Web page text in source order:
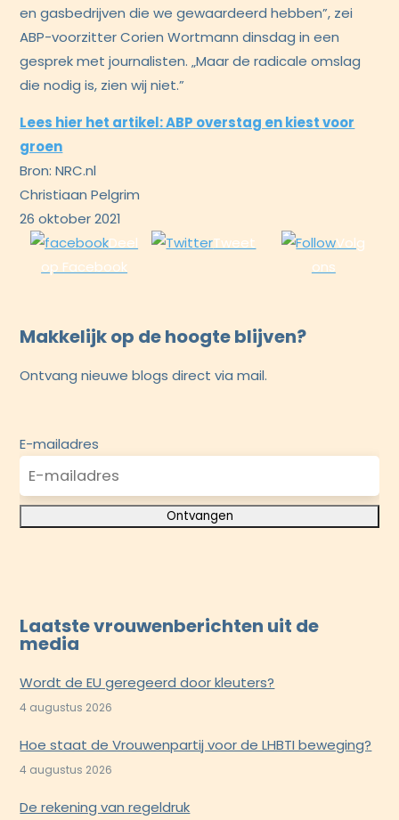
en gasbedrijven die we gewaardeerd hebben”, zei
ABP-voorzitter Corien Wortmann dinsdag in een
gesprek met journalisten. „Maar de radicale omslag
die nodig is, zien wij niet.”
Lees hier het artikel: ABP overstag en kiest voor
groen
Bron: NRC.nl
Christiaan Pelgrim
26 oktober 2021
Deel
op Facebook
Tweet
Volg
ons
Makkelijk op de hoogte blijven?
Ontvang nieuwe blogs direct via mail.
E-mailadres
Laatste vrouwenberichten uit de
media
Wordt de EU geregeerd door kleuters?
4 augustus 2026
Hoe staat de Vrouwenpartij voor de LHBTI beweging?
4 augustus 2026
De rekening van regeldruk